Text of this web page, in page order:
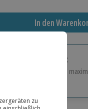
In den
richtige Geschenk:
volle Flexibilität und
Erlebnisse.